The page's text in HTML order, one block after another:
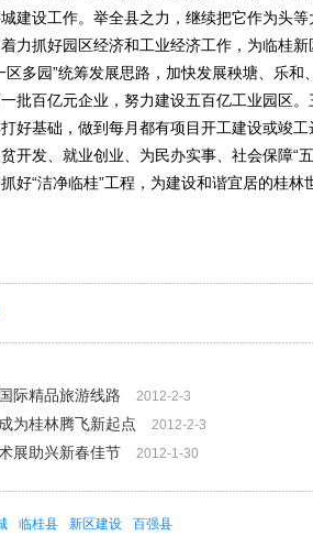
建设工作。举全县之力，继续把它作为头
力抓好园区经济和工业经济工作，为临桂
区多园”统筹发展思路，加快发展秧塘、乐
批百亿元企业，努力建设五百亿工业园区。
好基础，做到每月都有项目开工建设或竣
开发、就业创业、为民办实事、社会保障“
好“洁净临桂”工程，为建设和谐宜居的桂
际精品旅游线路
2012-2-3
为桂林腾飞新起点 2012-2-3
展助兴新春佳节 2012-1-30
临桂县 新区建设 百强县